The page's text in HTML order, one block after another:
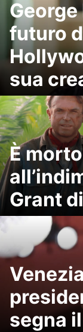
George
futuro
sua
È
Grant
segna